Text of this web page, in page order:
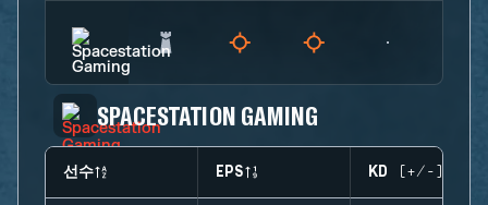
SPACESTATION GAMING
선수 EPS KD (+/-)